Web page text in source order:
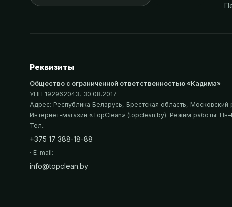
Реквизиты
Общество с ограниченной ответственностью «Кадима»
УНП 192962043, 30.08.2017
Адрес: Республика Беларусь, Брестская область,
Интернет-магазин «TopClean» (topclean.by). Режим работы:
Тел.:
+375 17 388-18-88
· E-mail:
info@topclean.by